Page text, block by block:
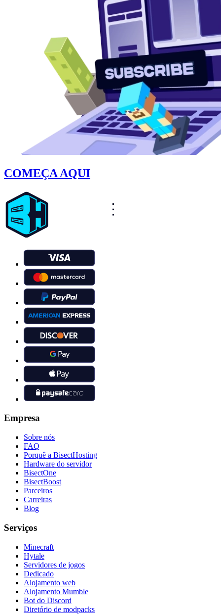
COMEÇA AQUI
Empresa
Sobre nós
FAQ
Porquê a BisectHosting
Hardware do servidor
BisectOne
BisectBoost
Parceiros
Carreiras
Blog
Serviços
Minecraft
Hytale
Servidores de jogos
Dedicado
Alojamento web
Alojamento Mumble
Bot do Discord
Diretório de modpacks